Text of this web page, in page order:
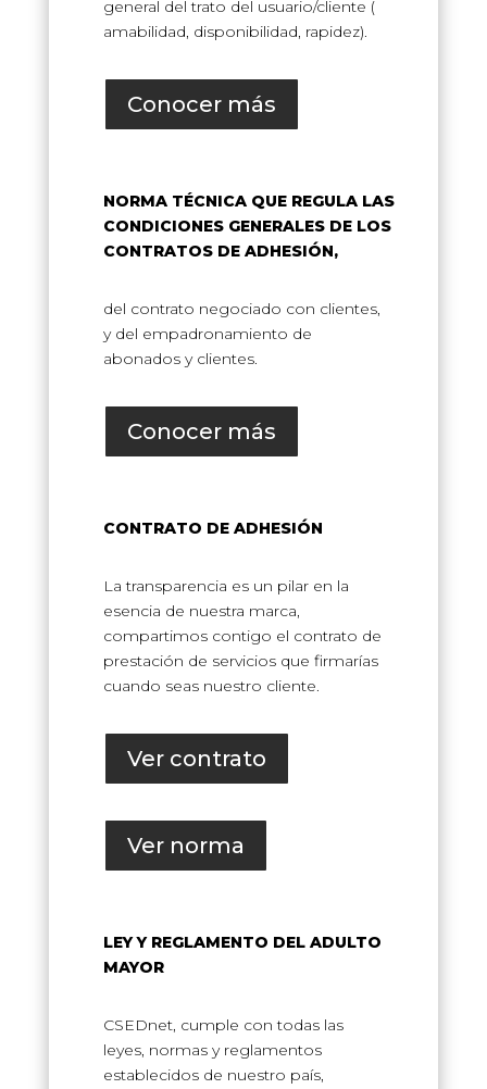
general del trato del usuario/cliente (
amabilidad, disponibilidad, rapidez).
Conocer más
NORMA TÉCNICA QUE REGULA LAS
CONDICIONES GENERALES DE LOS
CONTRATOS DE ADHESIÓN,
del contrato negociado con clientes,
y del empadronamiento de
abonados y clientes.
Conocer más
CONTRATO DE ADHESIÓN
La transparencia es un pilar en la
esencia de nuestra marca,
compartimos contigo el contrato de
prestación de servicios que firmarías
cuando seas nuestro cliente.
Ver contrato
Ver norma
LEY Y REGLAMENTO DEL ADULTO
MAYOR
CSEDnet, cumple con todas las
leyes, normas y reglamentos
establecidos de nuestro país,